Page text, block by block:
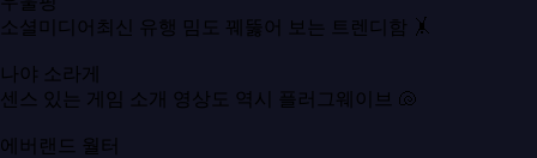
소셜미디어최신 유행 밈도 꿰뚫어 보는 트렌디함 🤸
나야 소라게
센스 있는 게임 소개 영상도 역시 플러그웨이브 🐚
에버랜드 월터